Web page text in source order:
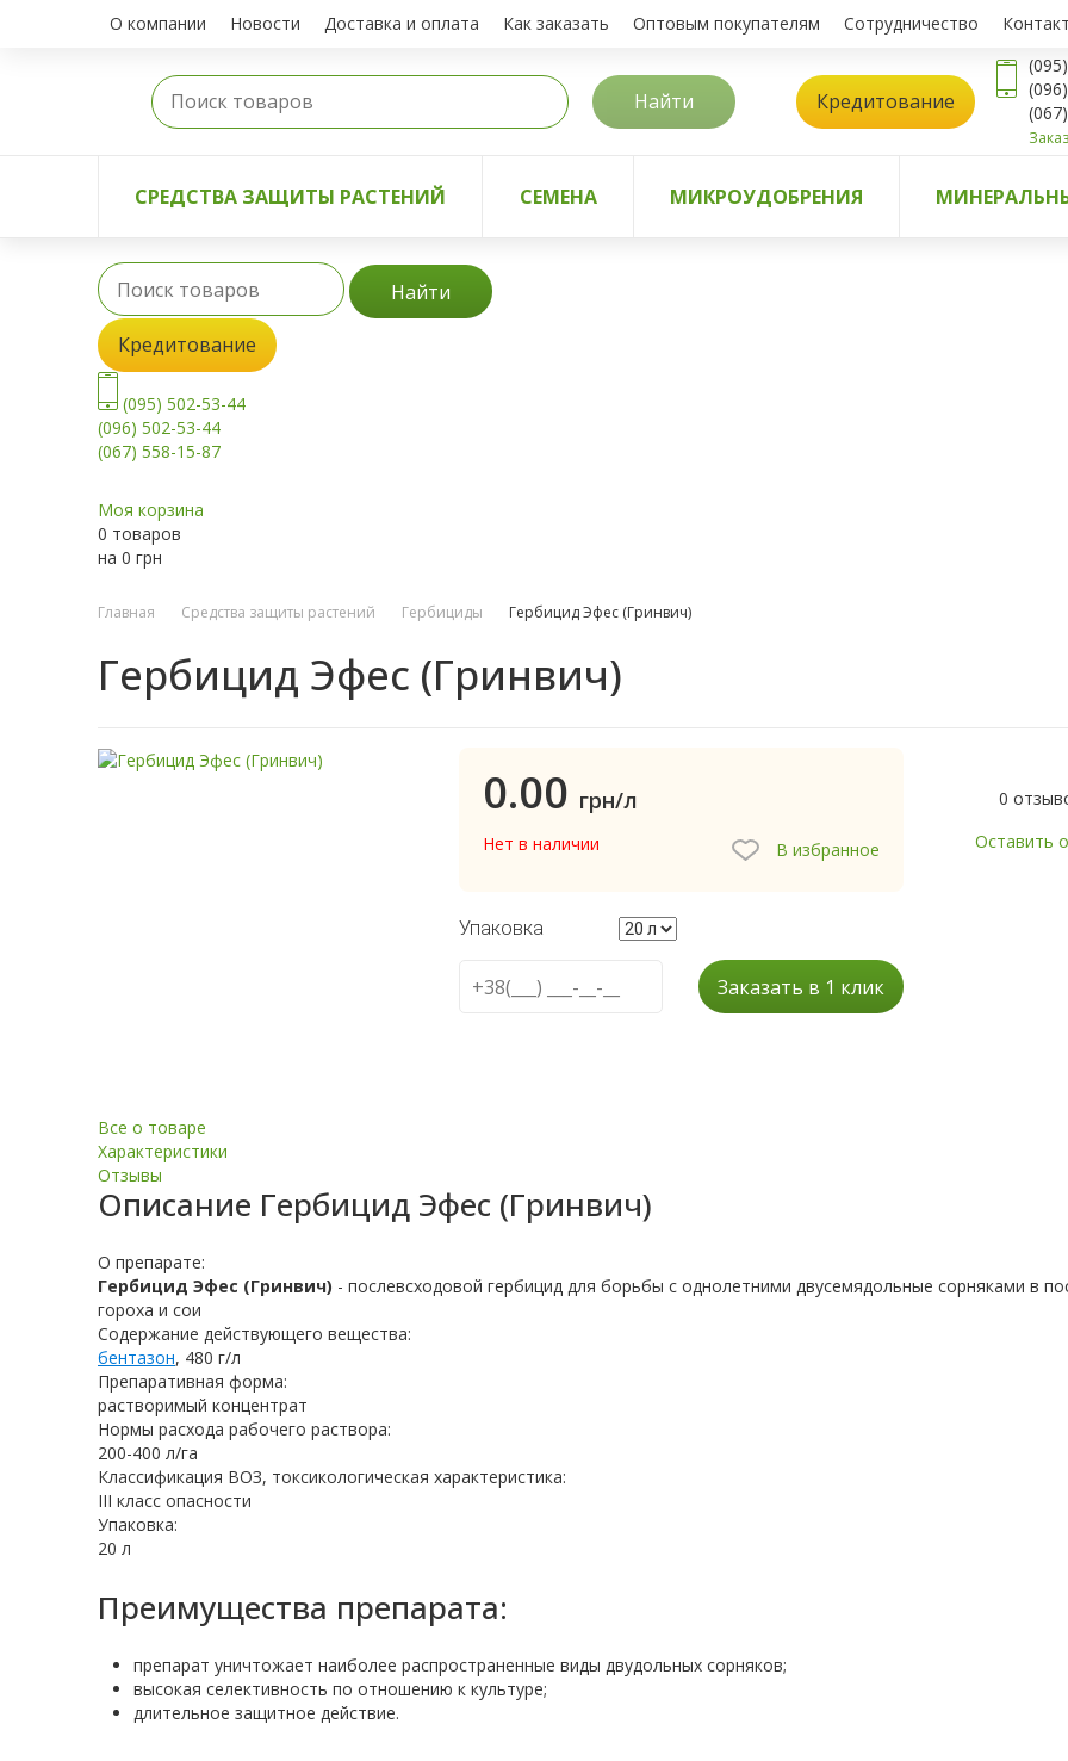
О компании Новости Доставка и оплата Как заказать Оптовым покупателям Сотрудничество
Найти Кредитование
СРЕДСТВА ЗАЩИТЫ РАСТЕНИЙ СЕМЕНА МИКРОУДОБРЕНИЯ
Найти
Кредитование
(095) 502-53-44
(096) 502-53-44
(067) 558-15-87
Моя корзина
0 товаров
на 0 грн
Главная Средства защиты растений Гербициды Гербицид Эфес (Гринвич)
Гербицид Эфес (Гринвич)
0.00 грн/л
Нет в наличии В избранное
Упаковка
0
Оставить
Заказать в 1 клик
Все о товаре
Характеристики
Отзывы
Описание Гербицид Эфес (Гринвич)
О препарате:
Гербицид Эфес (Гринвич) - послевсходовой гербицид для борьбы с однолетними двусемядольные сорняками в
гороха и сои
Содержание действующего вещества:
бентазон, 480 г/л
Препаративная форма:
растворимый концентрат
Нормы расхода рабочего раствора:
200-400 л/га
Классификация ВОЗ, токсикологическая характеристика:
III класс опасности
Упаковка:
20 л
Преимущества препарата:
препарат уничтожает наиболее распространенные виды двудольных сорняков;
высокая селективность по отношению к культуре;
длительное защитное действие.